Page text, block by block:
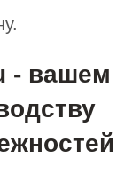
- вашем